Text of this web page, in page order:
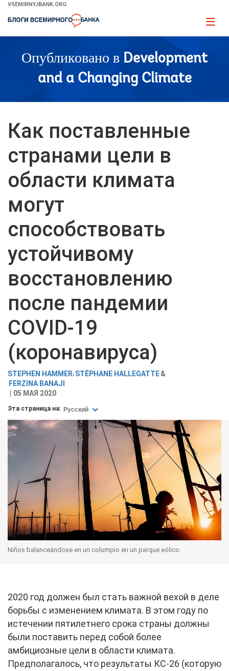
Skip
Main
VSEMIRNYJBANK.ORG
Page
Опубликовано в Development
and a Changing Climate
Как поставленные
странами цели в
области климата
могут
способствовать
устойчивому
восстановлению
после пандемии
COVID-19
(коронавируса)
STEPHEN HAMMER STÉPHANE HALLEGATTE
FERZINA BANAJI
05 МАЯ 2020
Эта страница на: Русский
Niños balanceándose en un columpio en un parque eólico.
2020 год должен был стать важной вехой в деле
борьбы с изменением климата. В этом году по
истечении пятилетнего срока страны должны
были поставить перед собой более
амбициозные цели в области климата.
Предполагалось, что результаты КС-26 (которую